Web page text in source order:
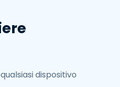
dispositivo